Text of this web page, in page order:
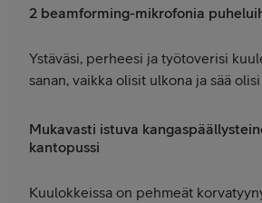
2 beamforming-mikrofonia
Ystäväsi, perheesi ja työtoverisi
sanan, vaikka olisit ulkona ja sää
Mukavasti istuva
kantopussi
Kuulokkeissa on pehmeät